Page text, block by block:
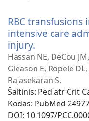
RBC
intensive care
injury.
naujas
langas)
Hassan NE, DeCou
Gleason E, Ropele
Rajasekaran S.
Šaltinis‎: Pediatr Crit
Kodas‎: PubMed
DOI‎: 10.1097/